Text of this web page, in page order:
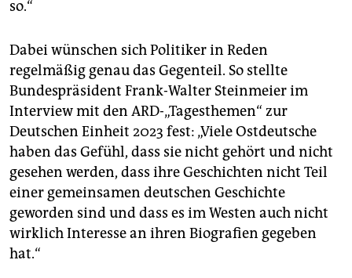
so.“
Dabei wünschen sich Politiker in Reden
regelmäßig genau das Gegenteil. So stellte
Bundespräsident Frank-Walter Steinmeier im
Interview mit den ARD-„Tagesthemen“ zur
Deutschen Einheit 2023 fest: „Viele Ostdeutsche
haben das Gefühl, dass sie nicht gehört und nicht
gesehen werden, dass ihre Geschichten nicht Teil
einer gemeinsamen deutschen Geschichte
geworden sind und dass es im Westen auch nicht
wirklich Interesse an ihren Biografien gegeben
hat.“